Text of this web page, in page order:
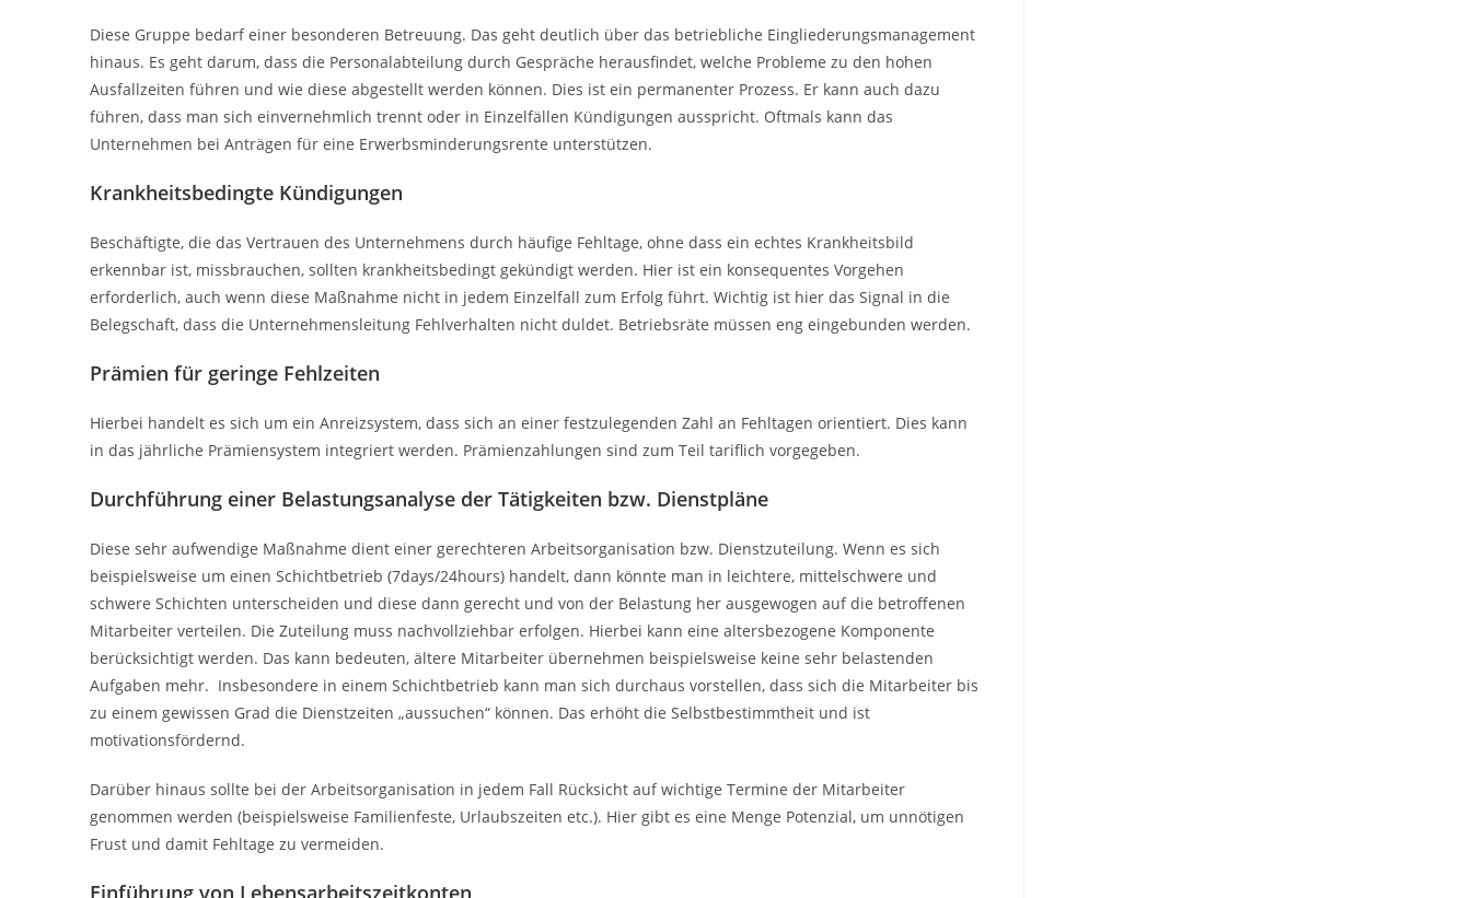
Diese Gruppe bedarf einer besonderen Betreuung. Das geht deutlich über das betriebliche Eingliederungsmanagement
hinaus. Es geht darum, dass die Personalabteilung durch Gespräche herausfindet, welche Probleme zu den hohen
Ausfallzeiten führen und wie diese abgestellt werden können. Dies ist ein permanenter Prozess. Er kann auch dazu
führen, dass man sich einvernehmlich trennt oder in Einzelfällen Kündigungen ausspricht. Oftmals kann das
Unternehmen bei Anträgen für eine Erwerbsminderungsrente unterstützen.
Krankheitsbedingte Kündigungen
Beschäftigte, die das Vertrauen des Unternehmens durch häufige Fehltage, ohne dass ein echtes Krankheitsbild
erkennbar ist, missbrauchen, sollten krankheitsbedingt gekündigt werden. Hier ist ein konsequentes Vorgehen
erforderlich, auch wenn diese Maßnahme nicht in jedem Einzelfall zum Erfolg führt. Wichtig ist hier das Signal in die
Belegschaft, dass die Unternehmensleitung Fehlverhalten nicht duldet. Betriebsräte müssen eng eingebunden werden.
Prämien für geringe Fehlzeiten
Hierbei handelt es sich um ein Anreizsystem, dass sich an einer festzulegenden Zahl an Fehltagen orientiert. Dies kann
in das jährliche Prämiensystem integriert werden. Prämienzahlungen sind zum Teil tariflich vorgegeben.
Durchführung einer Belastungsanalyse der Tätigkeiten bzw. Dienstpläne
Diese sehr aufwendige Maßnahme dient einer gerechteren Arbeitsorganisation bzw. Dienstzuteilung. Wenn es sich
beispielsweise um einen Schichtbetrieb (7days/24hours) handelt, dann könnte man in leichtere, mittelschwere und
schwere Schichten unterscheiden und diese dann gerecht und von der Belastung her ausgewogen auf die betroffenen
Mitarbeiter verteilen. Die Zuteilung muss nachvollziehbar erfolgen. Hierbei kann eine altersbezogene Komponente
berücksichtigt werden. Das kann bedeuten, ältere Mitarbeiter übernehmen beispielsweise keine sehr belastenden
Aufgaben mehr. Insbesondere in einem Schichtbetrieb kann man sich durchaus vorstellen, dass sich die Mitarbeiter bis
zu einem gewissen Grad die Dienstzeiten „aussuchen“ können. Das erhöht die Selbstbestimmtheit und ist
motivationsfördernd.
Darüber hinaus sollte bei der Arbeitsorganisation in jedem Fall Rücksicht auf wichtige Termine der Mitarbeiter
genommen werden (beispielsweise Familienfeste, Urlaubszeiten etc.). Hier gibt es eine Menge Potenzial, um unnötigen
Frust und damit Fehltage zu vermeiden.